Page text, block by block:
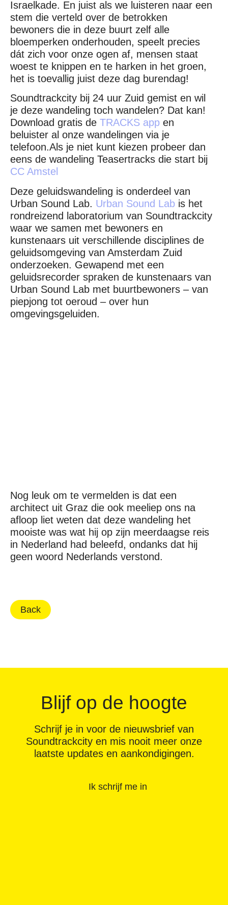
Israelkade. En juist als we luisteren naar een
stem die verteld over de betrokken
bewoners die in deze buurt zelf alle
bloemperken onderhouden, speelt precies
dát zich voor onze ogen af, mensen staat
woest te knippen en te harken in het groen,
het is toevallig juist deze dag burendag!
Soundtrackcity bij 24 uur Zuid gemist en wil
je deze wandeling toch wandelen? Dat kan!
Download gratis de TRACKS app en
beluister al onze wandelingen via je
telefoon.Als je niet kunt kiezen probeer dan
eens de wandeling Teasertracks die start bij
CC Amstel
Deze geluidswandeling is onderdeel van
Urban Sound Lab. Urban Sound Lab is het
rondreizend laboratorium van Soundtrackcity
waar we samen met bewoners en
kunstenaars uit verschillende disciplines de
geluidsomgeving van Amsterdam Zuid
onderzoeken. Gewapend met een
geluidsrecorder spraken de kunstenaars van
Urban Sound Lab met buurtbewoners – van
piepjong tot oeroud – over hun
omgevingsgeluiden.
Nog leuk om te vermelden is dat een
architect uit Graz die ook meeliep ons na
afloop liet weten dat deze wandeling het
mooiste was wat hij op zijn meerdaagse reis
in Nederland had beleefd, ondanks dat hij
geen woord Nederlands verstond.
Back
Blijf op de hoogte
Schrijf je in voor de nieuwsbrief van
Soundtrackcity en mis nooit meer onze
laatste updates en aankondigingen.
Ik schrijf me in